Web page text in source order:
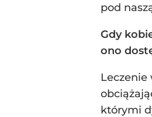
pod
Gdy
ono
Leczenie
którymi